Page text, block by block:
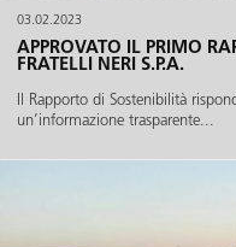
03.02.2023
APPROVATO IL PRIMO
FRATELLI NERI S.P.A.
Il Rapporto di Sostenibilità
un’informazione trasparente...